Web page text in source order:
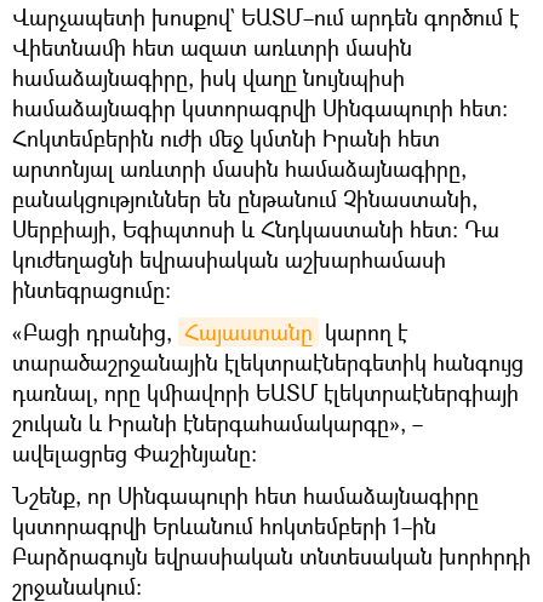
Վարչապետի խոսքով` ԵԱՏՄ–ում արդեն գործում է
Վիետնամի հետ ազատ առևտրի մասին
համաձայնագիրը, իսկ վաղը նույնպիսի
համաձայնագիր կստորագրվի Սինգապուրի հետ։
Հոկտեմբերին ուժի մեջ կմտնի Իրանի հետ
արտոնյալ առևտրի մասին համաձայնագիրը,
բանակցություններ են ընթանում Չինաստանի,
Սերբիայի, Եգիպտոսի և Հնդկաստանի հետ։ Դա
կուժեղացնի եվրասիական աշխարհամասի
ինտեգրացումը։
«Բացի դրանից, Հայաստանը կարող է
տարածաշրջանային էլեկտրաէներգետիկ հանգույց
դառնալ, որը կմիավորի ԵԱՏՄ էլեկտրաէներգիայի
շուկան և Իրանի էներգահամակարգը», –
ավելացրեց Փաշինյանը։
Նշենք, որ Սինգապուրի հետ համաձայնագիրը
կստորագրվի Երևանում հոկտեմբերի 1–ին
Բարձրագույն եվրասիական տնտեսական խորհրդի
շրջանակում։